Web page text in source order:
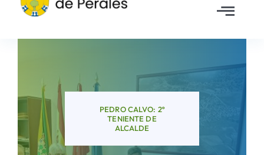
Ayuntamiento
Municipio
PEDRO CALVO: 2º
TENIENTE DE
ALCALDE